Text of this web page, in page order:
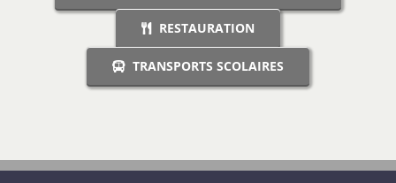
RESTAURATION
TRANSPORTS SCOLAIRES